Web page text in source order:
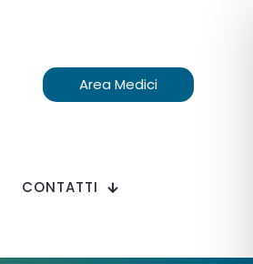
Area Medici
CONTATTI